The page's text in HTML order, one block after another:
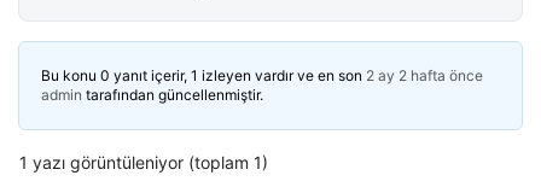
Bu konu 0 yanıt içerir, 1 izleyen vardır ve en son 2 ay 2 hafta önce
admin tarafından güncellenmiştir.
1 yazı görüntüleniyor (toplam 1)